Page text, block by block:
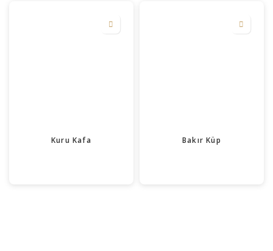
Kuru Kafa Bakır Küp